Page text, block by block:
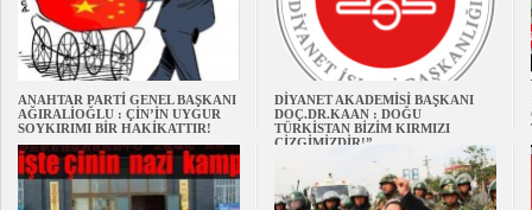
ANAHTAR PARTİ GENEL BAŞKANI
AĞIRALİOĞLU : ÇİN’İN UYGUR
SOYKIRIMI BİR HAKİKATTIR!
DİYANET AKADEMİSİ BAŞKANI
DOÇ.DR.KAAN : DOĞU
TÜRKİSTAN BİZİM KIRMIZI
ÇİZGİMİZDİR!”